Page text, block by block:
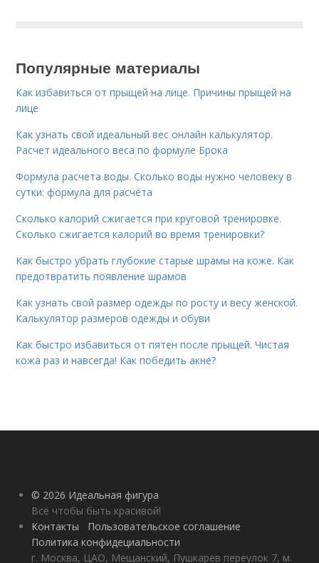
Популярные материалы
Как избавиться от прыщей на лице. Причины прыщей на
лице
Как узнать свой идеальный вес онлайн калькулятор.
Расчет идеального веса по формуле Брока
Формула расчета воды. Сколько воды нужно человеку в
сутки: формула для расчёта
Сколько калорий сжигается при круговой тренировке.
Сколько сжигается калорий во время тренировки?
Как быстро убрать глубокие старые шрамы на коже. Как
предотвратить появление шрамов
Как узнать свой размер одежды по росту и весу женской.
Калькулятор размеров одежды и обуви
Как быстро избавиться от пятен после прыщей. Чистая
кожа раз и навсегда! Как победить акне?
© 2026 Идеальная фигура
Всё чтобы быть красивой!
Контакты
Пользовательское соглашение
Политика конфидециальности
г. Москва, ЦАО, Мещанский, Пушкарев переулок 7, м.